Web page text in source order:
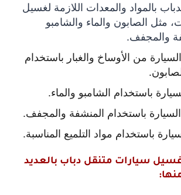
بالمواد والمعدات اللازمة لغسيل
مثل الصابون والماء والشامبو
والمجفف.
من الأوساخ والغبار باستخدام
باستخدام الشامبو والماء.
باستخدام المنشفة والمجفف.
باستخدام مواد التلميع المناسبة.
سيارات متنقل دباب بالعديد